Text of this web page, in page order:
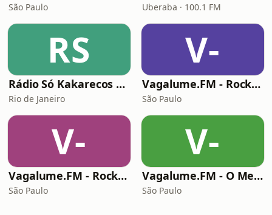
São Paulo Uberaba · 100.1 FM
RS
Rádio Só Kakarecos Classic Rock
Rio de Janeiro
V-
Vagalume.FM - Rock - Das Raízes ao Progressivo
São Paulo
V-
Vagalume.FM - Rock Ballads
São Paulo
V-
Vagalume.FM - O Melhor de Coldplay
São Paulo